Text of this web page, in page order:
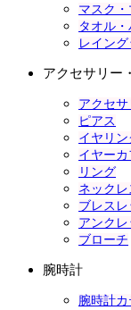
マスク
タオル
レイン
アクセサリー
アクセ
ピアス
イヤリン
イヤーカ
リング
ネックレ
ブレスレ
アンクレ
ブローチ
腕時計
腕時計